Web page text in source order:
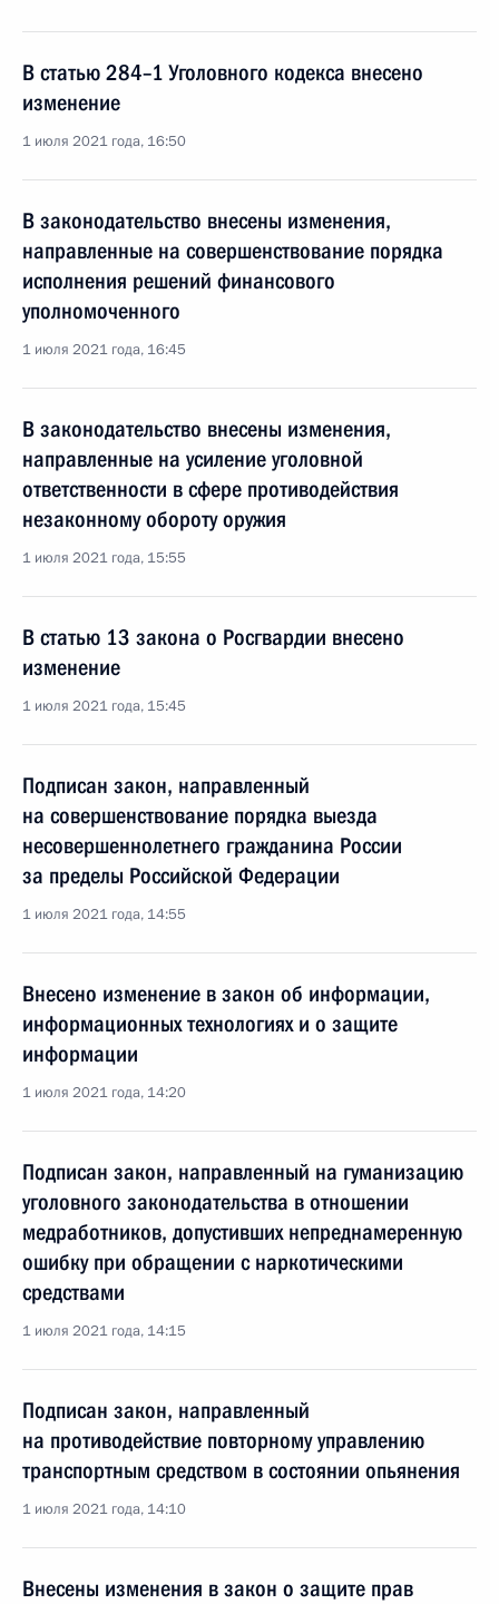
В статью 284–1 Уголовного кодекса внесено
изменение
1 июля 2021 года, 16:50
В законодательство внесены изменения,
направленные на совершенствование порядка
исполнения решений финансового
уполномоченного
1 июля 2021 года, 16:45
В законодательство внесены изменения,
направленные на усиление уголовной
ответственности в сфере противодействия
незаконному обороту оружия
1 июля 2021 года, 15:55
В статью 13 закона о Росгвардии внесено
изменение
1 июля 2021 года, 15:45
Подписан закон, направленный
на совершенствование порядка выезда
несовершеннолетнего гражданина России
за пределы Российской Федерации
1 июля 2021 года, 14:55
Внесено изменение в закон об информации,
информационных технологиях и о защите
информации
1 июля 2021 года, 14:20
Подписан закон, направленный на гуманизацию
уголовного законодательства в отношении
медработников, допустивших непреднамеренную
ошибку при обращении с наркотическими
средствами
1 июля 2021 года, 14:15
Подписан закон, направленный
на противодействие повторному управлению
транспортным средством в состоянии опьянения
1 июля 2021 года, 14:10
Внесены изменения в закон о защите прав